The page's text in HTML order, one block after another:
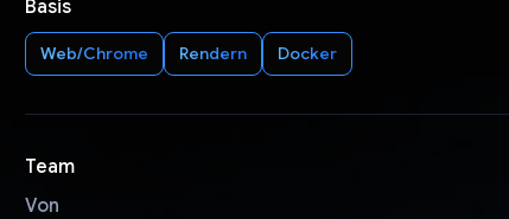
Basis
Web/Chrome Rendern Docker
Team
Von